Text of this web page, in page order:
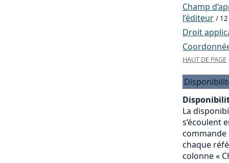
Champ
l’éditeur / 12
Droit
HAUT DE PAGE
La
s’écoulent
commande
chaque
colonne «